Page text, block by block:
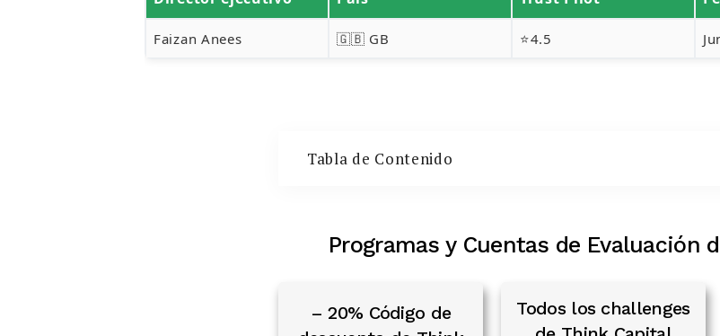
Faizan Anees 🇬🇧 GB ⭐4.5
Tabla de Contenido
Programas y Cuentas de Evaluación
– 20% Código de
Todos los challenges